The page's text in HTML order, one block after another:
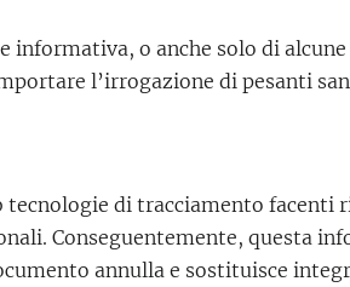
o anche solo di
l’irrogazione di pesanti
di tracciamento
Conseguentemente, questa
annulla e sostituisce